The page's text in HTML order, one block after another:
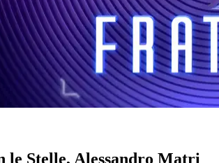
le Stelle, Alessandro Matri